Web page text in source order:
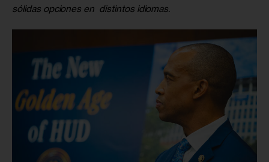
sólidas opciones en  distintos idiomas.